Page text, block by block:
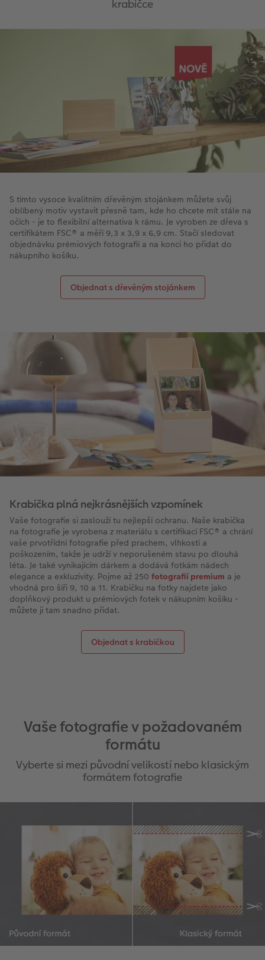
krabičce
S tímto vysoce kvalitním dřevěným stojánkem můžete svůj
oblíbený motiv vystavit přesně tam, kde ho chcete mít stále na
očích - je to flexibilní alternativa k rámu. Je vyroben ze dřeva s
certifikátem FSC® a měří 9,3 x 3,9 x 6,9 cm. Stačí sledovat
objednávku prémiových fotografií a na konci ho přidat do
nákupního košíku.
Objednat s dřevěným stojánkem
Krabička plná nejkrásnějších vzpomínek
Vaše fotografie si zaslouží tu nejlepší ochranu. Naše krabička
na fotografie je vyrobena z materiálu s certifikací FSC® a chrání
vaše prvotřídní fotografie před prachem, vlhkostí a
poškozením, takže je udrží v neporušeném stavu po dlouhá
léta. Je také vynikajícím dárkem a dodává fotkám nádech
elegance a exkluzivity. Pojme až 250 fotografií premium a je
vhodná pro šíři 9, 10 a 11. Krabičku na fotky najdete jako
doplňkový produkt u prémiových fotek v nákupním košíku -
můžete ji tam snadno přidat.
Objednat s krabičkou
Vaše fotografie v požadovaném
formátu
Vyberte si mezi původní velikostí nebo klasickým
formátem fotografie